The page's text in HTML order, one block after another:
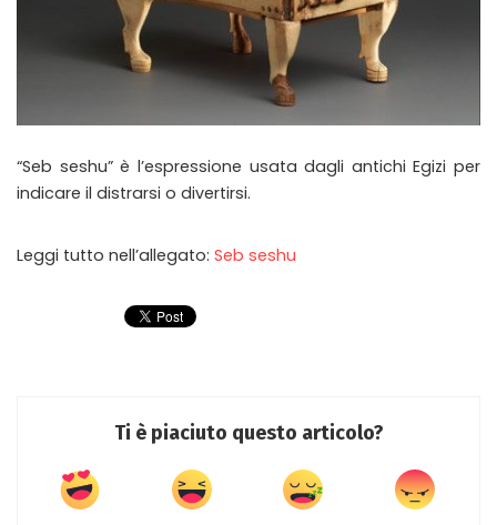
“Seb seshu” è l’espressione usata dagli antichi Egizi per
indicare il distrarsi o divertirsi.
Leggi tutto nell’allegato: Seb seshu
Ti è piaciuto questo articolo?